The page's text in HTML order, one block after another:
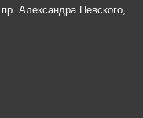
Александра Невского,